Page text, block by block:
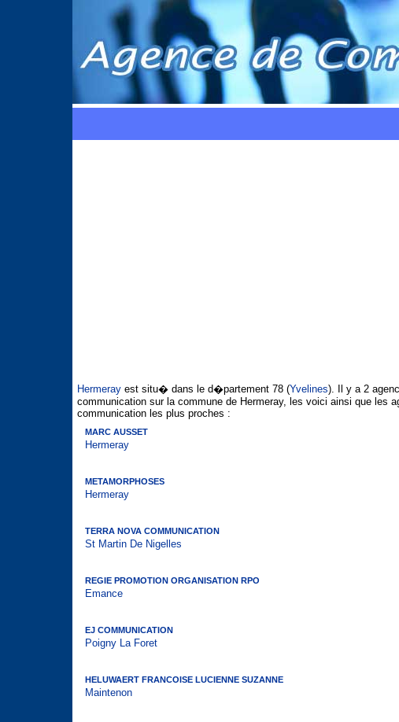
Hermeray est situ� dans le d�partement 78 (Yvelines). Il y a 2
communication sur la commune de Hermeray, les voici ainsi que les
communication les plus proches :
MARC AUSSET
Hermeray
METAMORPHOSES
Hermeray
TERRA NOVA COMMUNICATION
St Martin De Nigelles
REGIE PROMOTION ORGANISATION RPO
Emance
EJ COMMUNICATION
Poigny La Foret
HELUWAERT FRANCOISE LUCIENNE SUZANNE
Maintenon